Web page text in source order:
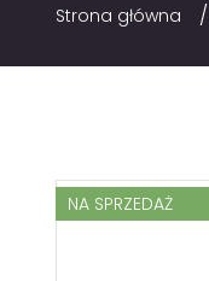
Strona główna /
NA SPRZEDAŻ